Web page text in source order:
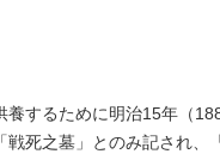
するために明治15年（
死之墓」とのみ記され、